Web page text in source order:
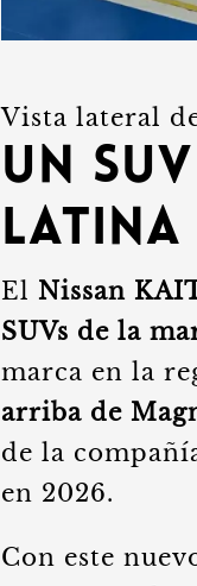
Vista lateral
Un
Latina
El Nissan
SUVs de la
marca en la
arriba de
de la
en 2026.
Con este